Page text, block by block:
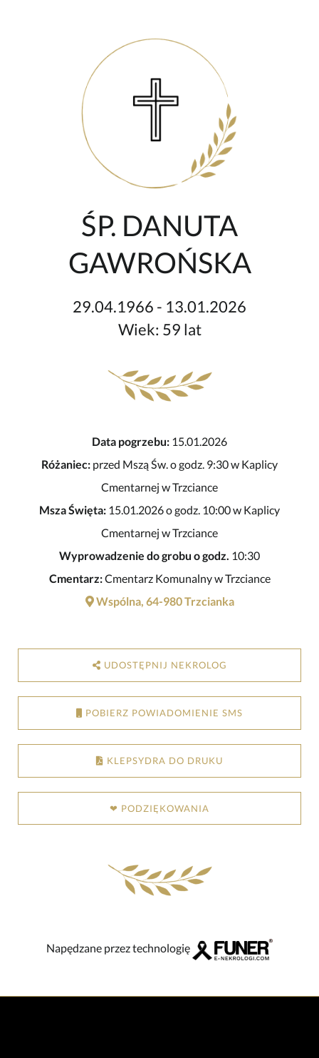
ŚP. DANUTA
GAWROŃSKA
29.04.1966 - 13.01.2026
Wiek: 59 lat
Data pogrzebu: 15.01.2026
Różaniec: przed Mszą Św. o godz. 9:30 w Kaplicy
Cmentarnej w Trzciance
Msza Święta: 15.01.2026 o godz. 10:00 w Kaplicy
Cmentarnej w Trzciance
Wyprowadzenie do grobu o godz. 10:30
Cmentarz:Cmentarz Komunalny w Trzciance
Wspólna, 64-980 Trzcianka
UDOSTĘPNIJ NEKROLOG
POBIERZ POWIADOMIENIE SMS
KLEPSYDRA DO DRUKU
❤ PODZIĘKOWANIA
Napędzane przez technologię